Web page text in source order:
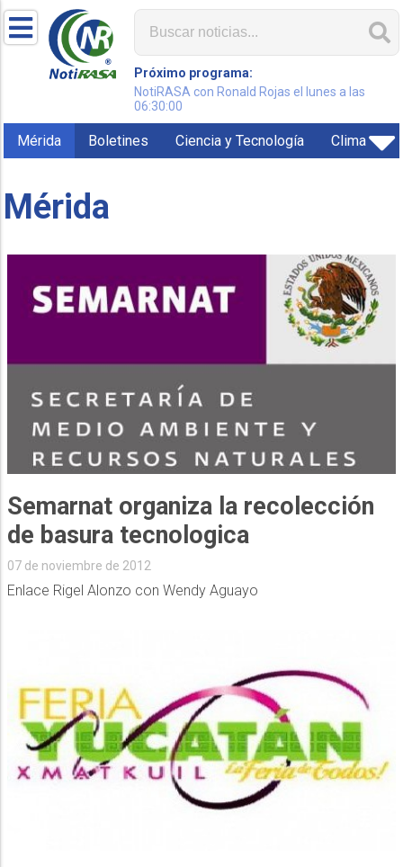
Próximo programa:
NotiRASA con Ronald Rojas el lunes a las
06:30:00
Mérida Boletines Ciencia y Tecnología Clima
Mérida
Semarnat organiza la recolección
de basura tecnologica
07 de noviembre de 2012
Enlace Rigel Alonzo con Wendy Aguayo